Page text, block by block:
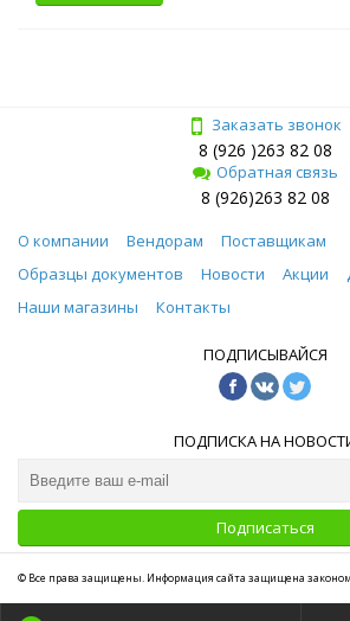
Заказать звонок
8 (926 )263 82 08
Обратная связь
8 (926)263 82 08
О компании Вендорам
Поставщикам
Образцы документов
Новости Акции
Наши магазины
Контакты
ПОДПИСЫВАЙСЯ
ПОДПИСКА НА
Подписаться
© Все права защищены. Информация сайта защищена законом